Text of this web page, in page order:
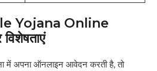
Yojana Online
में अपना ऑनलाइन आवेदन करती है, तो